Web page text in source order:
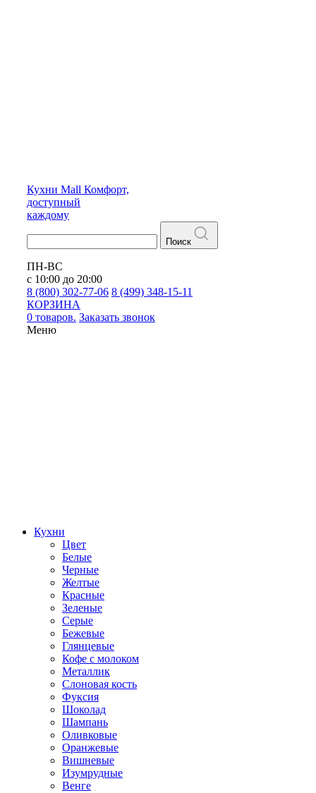
Кухни Mall Комфорт,
доступный
каждому
Поиск
ПН-ВС
с 10:00 до 20:00
8 (800) 302-77-06 8 (499) 348-15-11
КОРЗИНА
0 товаров. Заказать звонок
Меню
Кухни
Цвет
Белые
Черные
Желтые
Красные
Зеленые
Серые
Бежевые
Глянцевые
Кофе с молоком
Металлик
Слоновая кость
Фуксия
Шоколад
Шампань
Оливковые
Оранжевые
Вишневые
Изумрудные
Венге